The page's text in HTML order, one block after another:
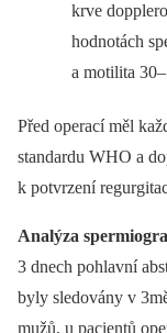
krve
hodnotách
a motilita
Před operací měl
standardu WHO a
k potvrzení
Analýza
3 dnech pohlavní
byly sledovány v
mužů, u pacientů